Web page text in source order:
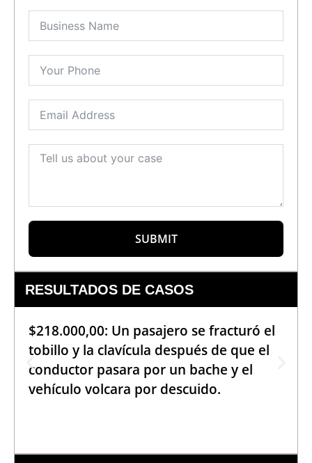
SUBMIT
RESULTADOS DE CASOS
$218.000,00: Un pasajero se fracturó el
tobillo y la clavícula después de que el
conductor pasara por un bache y el
vehículo volcara por descuido.